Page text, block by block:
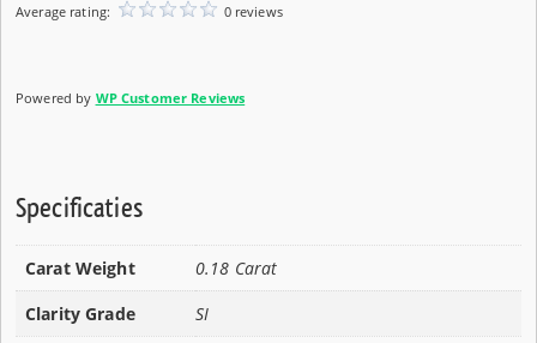
Average rating:
0 reviews
Powered by WP Customer Reviews
Specificaties
Carat Weight
0.18 Carat
Clarity Grade
SI